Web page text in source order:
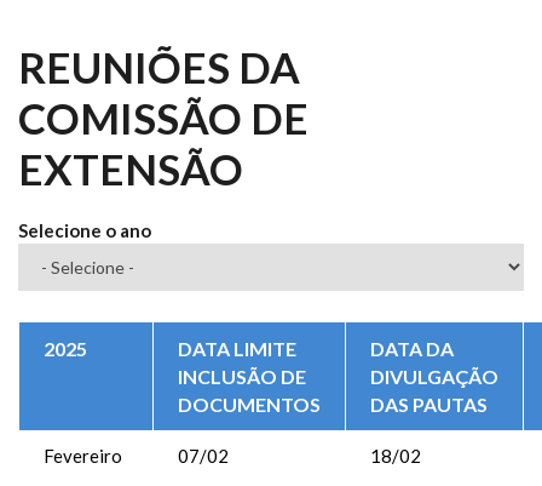
REUNIÕES DA
COMISSÃO DE
EXTENSÃO
Selecione o ano
2025
DATA LIMITE
INCLUSÃO DE
DOCUMENTOS
DATA DA
DIVULGAÇÃO
DAS PAUTAS
Fevereiro 07/02 18/02